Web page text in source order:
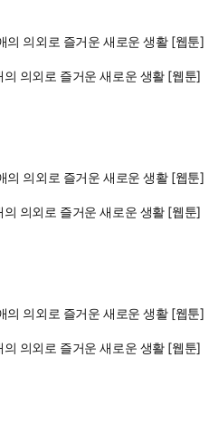
의 의외로 즐거운 새로운 생활 [웹툰]
의외로 즐거운 새로운 생활 [웹툰]
의 의외로 즐거운 새로운 생활 [웹툰]
의외로 즐거운 새로운 생활 [웹툰]
의 의외로 즐거운 새로운 생활 [웹툰]
의외로 즐거운 새로운 생활 [웹툰]